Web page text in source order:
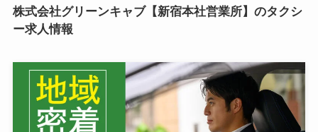
株式会社グリーンキャブ【新宿本社営業所】のタクシ
ー求人情報